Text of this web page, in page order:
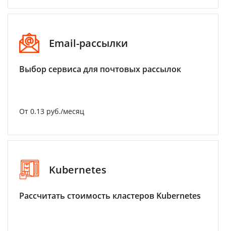
Email-рассылки
Выбор сервиса для почтовых рассылок
От 0.13 руб./месяц
Kubernetes
Рассчитать стоимость кластеров Kubernetes